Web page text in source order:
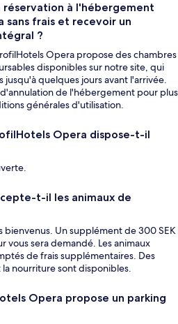
réservation à l'hébergement
sans frais et recevoir un
?
Opera propose des chambres
disponibles sur notre site, qui
jusqu'à quelques jours avant l'arrivée.
de l'hébergement pour plus
générales d'utilisation.
Opera dispose-t-il
t-il les animaux de
bienvenus. Un supplément de 300 SEK
vous sera demandé. Les animaux
de frais supplémentaires. Des
nourriture sont disponibles.
Opera propose un parking